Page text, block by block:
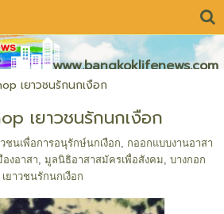
www.bangkoklifenews.com
เยาวชนรักนกเงือก
เยาวชนรักนกเงือก
ชนเพื่อการอนุรักษ์นกเงือก
กออกแบบงานอาสา
องอาสา มูลนิธิอาสาสมัครเพื่อสังคม บางกอก
เยาวชนรักนกเงือก